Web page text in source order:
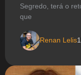
Segredo, terá o
que
Renan Lelis